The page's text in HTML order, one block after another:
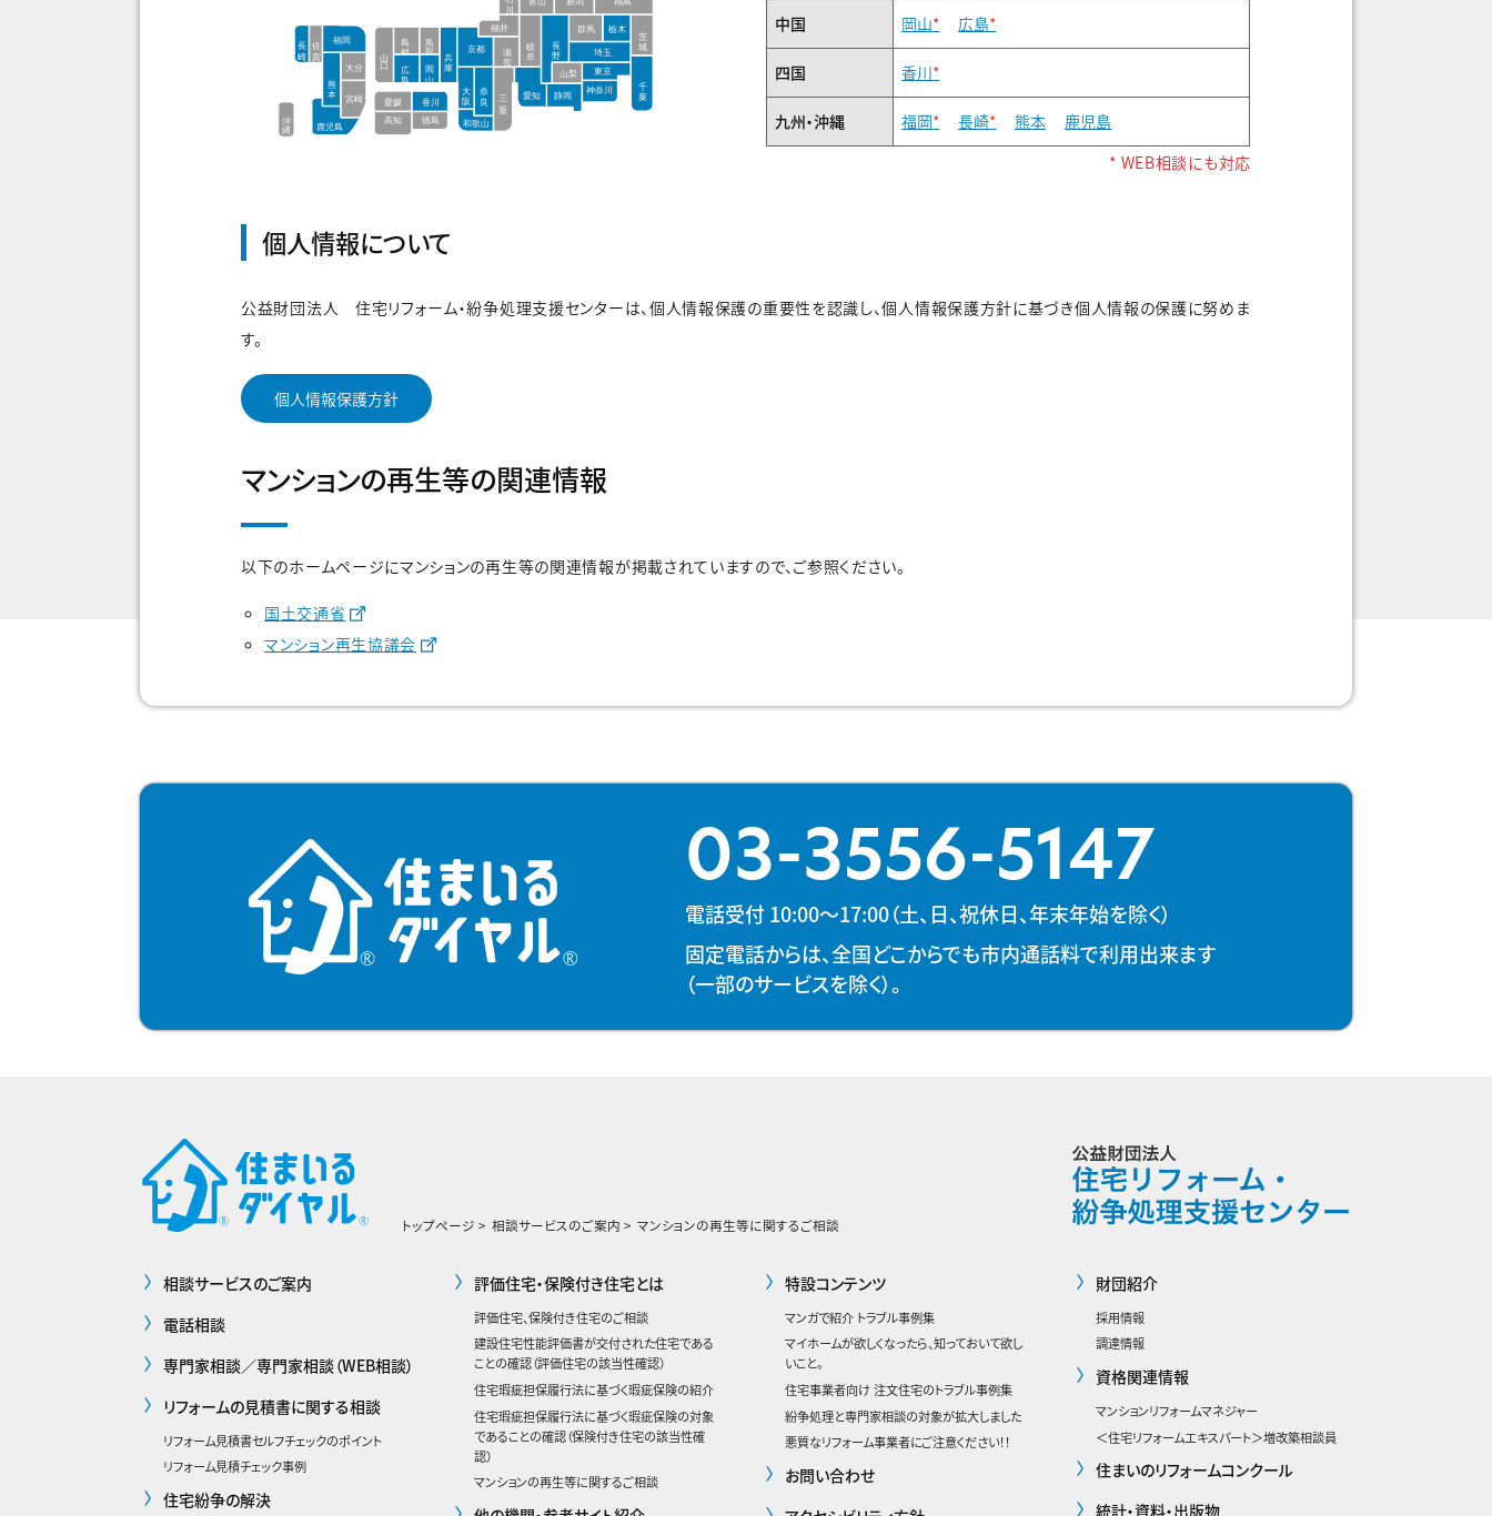
中国 岡山* 広島*
四国 香川*
九州・沖縄 福岡* 長崎* 熊本
鹿児島
* WEB相談にも対応
個人情報について
公益財団法人 住宅リフォーム・紛争処理支援センターは、個人情報保護の重要性を認識し、個人情報保護方針に基づき個人情報の保護に努めま
す。
個人情報保護方針
マンションの再生等の関連情報
以下のホームページにマンションの再生等の関連情報が掲載されていますので、ご参照ください。
国土交通省
マンション再生協議会
03-3556-5147
電話受付 10:00～17:00（土、日、祝休日、年末年始を除く）
固定電話からは、全国どこからでも市内通話料で利用出来ます
（一部のサービスを除く）。
トップページ 相談サービスのご案内 マンションの再生等に関するご相談
相談サービスのご案内
電話相談
専門家相談／専門家相談（WEB相談）
リフォームの見積書に関する相談
リフォーム見積書セルフチェックのポイント
リフォーム見積チェック事例
住宅紛争の解決
評価住宅・保険付き住宅とは
評価住宅、保険付き住宅のご相談
建設住宅性能評価書が交付された住宅である
ことの確認（評価住宅の該当性確認）
住宅瑕疵担保履行法に基づく瑕疵保険の紹介
住宅瑕疵担保履行法に基づく瑕疵保険の対象
であることの確認（保険付き住宅の該当性確
認）
マンションの再生等に関するご相談
特設コンテンツ
マンガで紹介 トラブル事例集
マイホームが欲しくなったら、知っておいて欲し
いこと。
住宅事業者向け 注文住宅のトラブル事例集
紛争処理と専門家相談の対象が拡大しました
悪質なリフォーム事業者にご注意ください！！
お問い合わせ
財団紹介
採用情報
調達情報
資格関連情報
マンションリフォームマネジャー
＜住宅リフォームエキスパート＞増改築相談員
住まいのリフォームコンクール
統計・資料・出版物